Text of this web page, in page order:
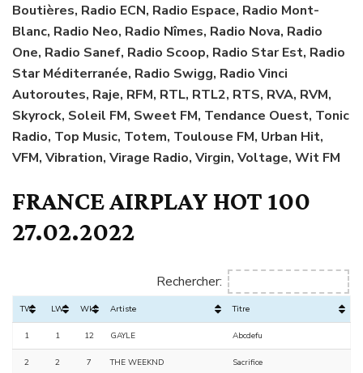
Boutières, Radio ECN, Radio Espace, Radio Mont-
Blanc, Radio Neo, Radio Nîmes, Radio Nova, Radio
One, Radio Sanef, Radio Scoop, Radio Star Est, Radio
Star Méditerranée, Radio Swigg, Radio Vinci
Autoroutes, Raje, RFM, RTL, RTL2, RTS, RVA, RVM,
Skyrock, Soleil FM, Sweet FM, Tendance Ouest, Tonic
Radio, Top Music, Totem, Toulouse FM, Urban Hit,
VFM, Vibration, Virage Radio, Virgin, Voltage, Wit FM
FRANCE AIRPLAY HOT 100
27.02.2022
Rechercher:
TW LW Wks Artiste Titre
1 1 12 GAYLE Abcdefu
2 2 7 THE WEEKND Sacrifice